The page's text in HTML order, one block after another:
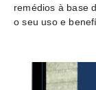
remédios à base
o seu uso e